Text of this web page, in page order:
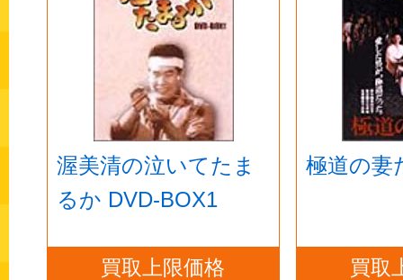
渥美清の泣いてたま
るか DVD-BOX1
買取上限価格
極道の妻
買取